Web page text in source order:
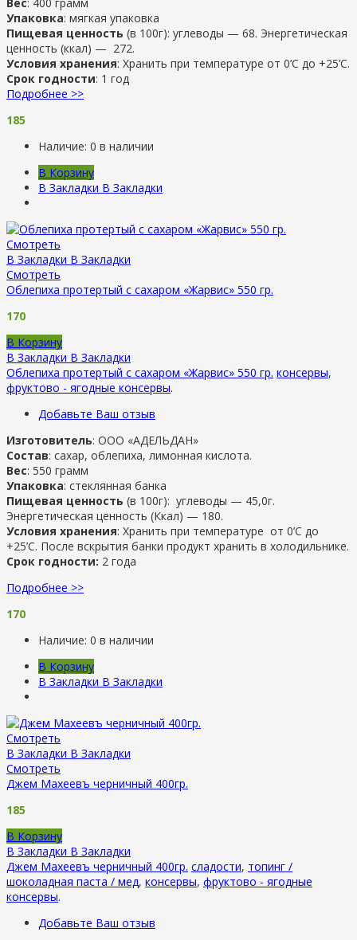
Упаковка: мягкая упаковка
Пищевая ценность (в 100г): углеводы — 68. Энергетическая
ценность (ккал) — 272.
Условия хранения: Хранить при температуре от 0’C до +25’C.
Срок годности: 1 год
Подробнее >>
185
Наличие: 0 в наличии
В Корзину
В Закладки В Закладки
Смотреть
В Закладки В Закладки
Смотреть
Облепиха протертый с сахаром «Жарвис» 550 гр.
170
В Корзину
В Закладки В Закладки
Облепиха протертый с сахаром «Жарвис» 550 гр. консервы,
фруктово - ягодные консервы.
Добавьте Ваш отзыв
Изготовитель: ООО «АДЕЛЬДАН»
Состав: сахар, облепиха, лимонная кислота.
Вес: 550 грамм
Упаковка: стеклянная банка
Пищевая ценность (в 100г): углеводы — 45,0г.
Энергетическая ценность (Ккал) — 180.
Условия хранения: Хранить при температуре от 0’C до
+25’C. После вскрытия банки продукт хранить в холодильнике.
Срок годности: 2 года
Подробнее >>
170
Наличие: 0 в наличии
В Корзину
В Закладки В Закладки
Смотреть
В Закладки В Закладки
Смотреть
Джем Махеевъ черничный 400гр.
185
В Корзину
В Закладки В Закладки
Джем Махеевъ черничный 400гр. сладости, топинг /
шоколадная паста / мед, консервы, фруктово - ягодные
консервы.
Добавьте Ваш отзыв